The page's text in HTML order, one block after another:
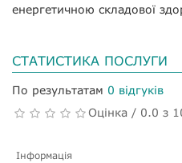
енергетичною складової
СТАТИСТИКА ПОСЛУГИ
По результатам 0 відгуків
Оцінка / 0.0 з
Інформація